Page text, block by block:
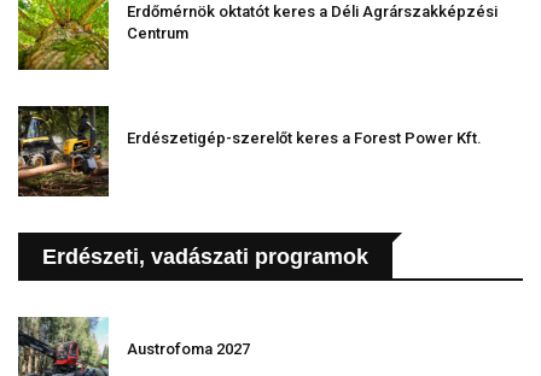
Erdőmérnök oktatót keres a Déli Agrárszakképzési
Centrum
Erdészetigép-szerelőt keres a Forest Power Kft.
Erdészeti, vadászati programok
Austrofoma 2027